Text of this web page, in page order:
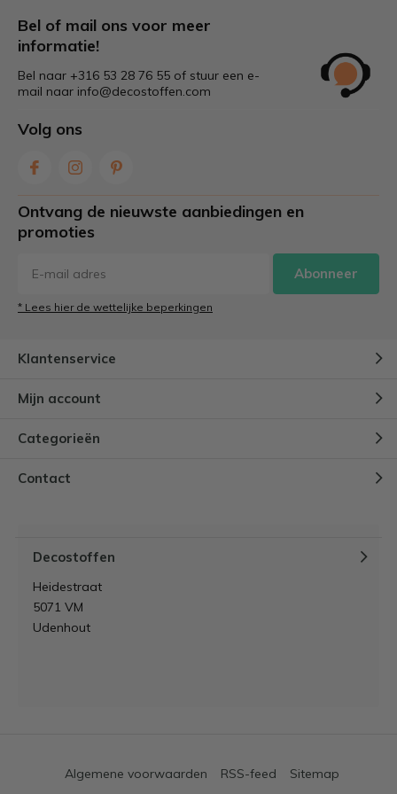
Bel of mail ons voor meer
informatie!
Bel naar +316 53 28 76 55 of stuur een e-
mail naar info@decostoffen.com
Volg ons
Ontvang de nieuwste aanbiedingen en
promoties
Abonneer
* Lees hier de wettelijke beperkingen
Klantenservice
Mijn account
Categorieën
Contact
Decostoffen
Heidestraat
5071 VM
Udenhout
Algemene voorwaarden RSS-feed Sitemap